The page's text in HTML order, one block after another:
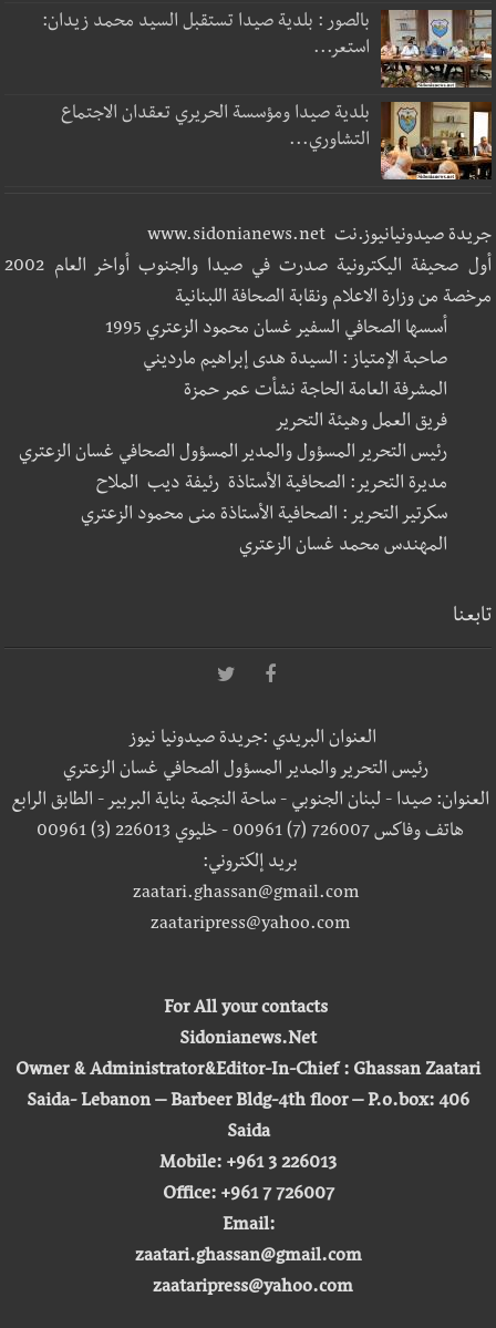
بالصور : بلدية صيدا تستقبل السيد محمد زيدان:
استعر...
بلدية صيدا ومؤسسة الحريري تعقدان الاجتماع
التشاوري...
جريدة صيدونيانيوز.نت www.sidonianews.net
أول صحيفة اليكترونية صدرت في صيدا والجنوب أواخر العام 2002
مرخصة من وزارة الاعلام ونقابة الصحافة اللبنانية
أسسها الصحافي السفير غسان محمود الزعتري 1995
صاحبة الإمتياز : السيدة هدى إبراهيم مارديني
المشرفة العامة الحاجة نشأت عمر حمزة
فريق العمل وهيئة التحرير
رئيس التحرير المسؤول والمدير المسؤول الصحافي غسان الزعتري
مديرة التحرير: الصحافية الأستاذة رئيفة ديب الملاح
سكرتير التحرير : الصحافية الأستاذة منى محمود الزعتري
المهندس محمد غسان الزعتري
تابعنا
العنوان البريدي :جريدة صيدونيا نيوز
رئيس التحرير والمدير المسؤول الصحافي غسان الزعتري
العنوان: صيدا - لبنان الجنوبي - ساحة النجمة بناية البربير - الطابق الرابع
هاتف وفاكس 726007 (7) 00961 - خليوي 226013 (3) 00961
بريد إلكتروني:
zaatari.ghassan@gmail.com
zaataripress@yahoo.com
For All your contacts
Sidonianews.Net
Owner & Administrator&Editor-In-Chief : Ghassan Zaatari
Saida- Lebanon – Barbeer Bldg-4th floor – P.o.box: 406
Saida
Mobile: +961 3 226013
Office: +961 7 726007
Email:
zaatari.ghassan@gmail.com
zaataripress@yahoo.com